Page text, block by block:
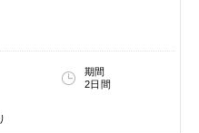
期間
2日間